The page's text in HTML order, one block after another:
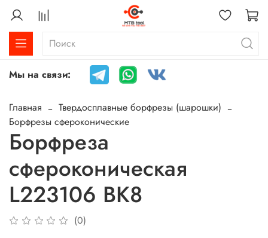
Мы на связи:
Главная
Твердосплавные борфрезы (шарошки)
Борфрезы сфероконические
Борфреза
сфероконическая
L223106 ВК8
(0)